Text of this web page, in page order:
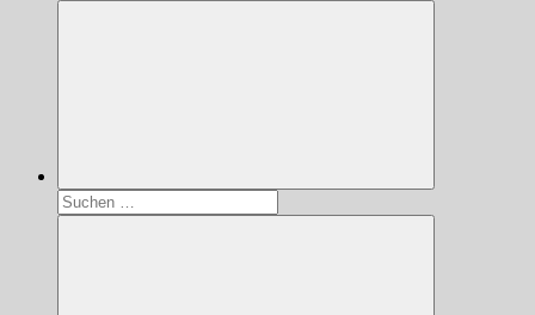
Suchen
nach: